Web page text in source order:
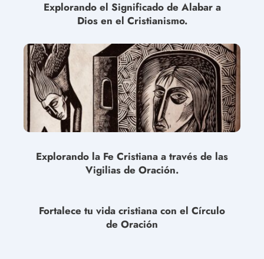
Explorando el Significado de Alabar a
Dios en el Cristianismo.
Explorando la Fe Cristiana a través de las
Vigilias de Oración.
Fortalece tu vida cristiana con el Círculo
de Oración